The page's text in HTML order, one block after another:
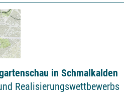
in Schmalkalden
Realisierungswettbewerbs